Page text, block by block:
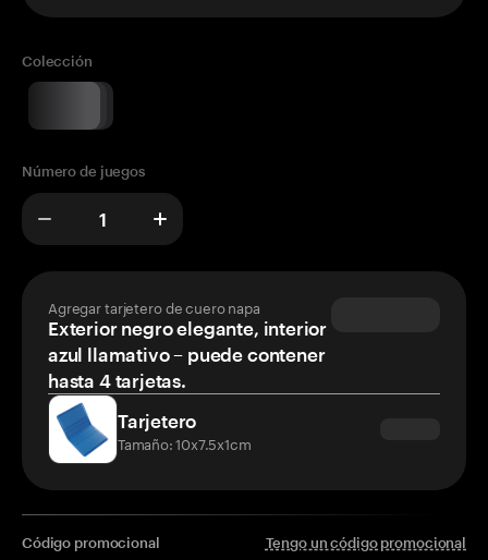
Colección
Número de juegos
Agregar tarjetero de cuero napa
Exterior negro elegante, interior
azul llamativo – puede contener
hasta 4 tarjetas.
Tarjetero
Tamaño: 10x7.5x1cm
Código promocional Tengo un código promocional